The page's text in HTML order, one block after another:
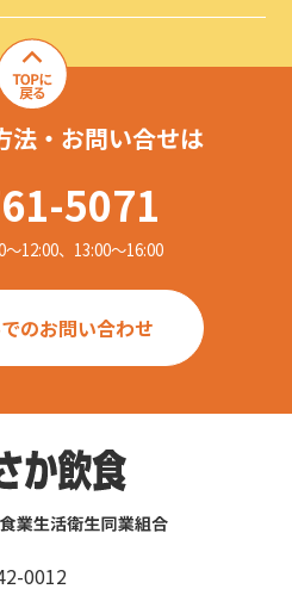
法・お問い合せは
5071
12:00、13:00〜16:00
のお問い合わせ
0012